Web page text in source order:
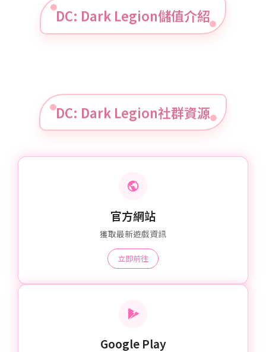
DC: Dark Legion儲值介紹
DC: Dark Legion社群資源
官方網站
獲取最新遊戲資訊
立即前往
Google Play